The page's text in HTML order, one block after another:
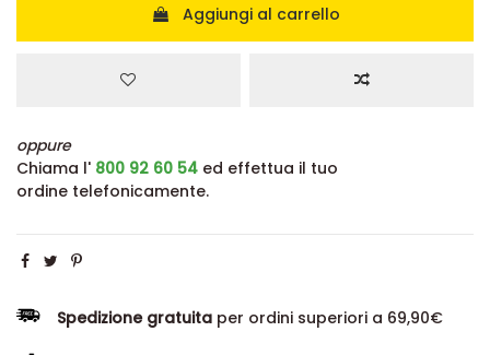
Aggiungi al carrello
oppure
Chiama l' 800 92 60 54 ed effettua il tuo
ordine telefonicamente.
Spedizione gratuita per ordini superiori a 69,90€